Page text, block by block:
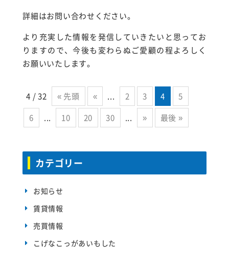
詳細はお問い合わせください。
より充実した情報を発信していきたいと思ってお
りますので、今後も変わらぬご愛顧の程よろしく
お願いいたします。
4 / 32 « 先頭 « ... 2 3 4
5
6
... 10 20 30 ... » 最後 »
カテゴリー
お知らせ
賃貸情報
売買情報
こげなこっがあいもした